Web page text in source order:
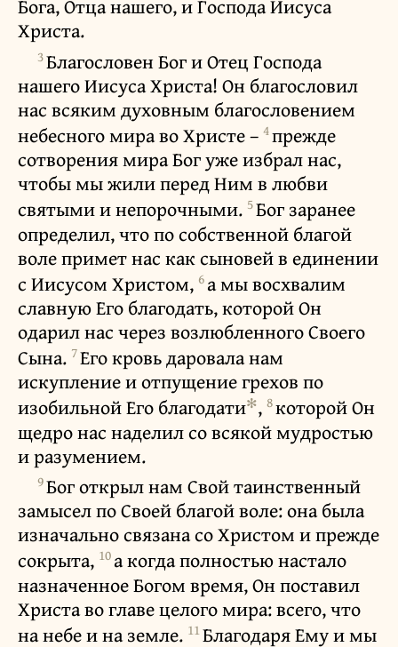
Бога, Отца нашего, и Господа Иисуса
Христа.
3Благословен Бог и Отец Господа
нашего Иисуса Христа! Он благословил
нас всяким духовным благословением
небесного мира во Христе – 4прежде
сотворения мира Бог уже избрал нас,
чтобы мы жили перед Ним в любви
святыми и непорочными. 5Бог заранее
определил, что по cобственной благой
воле примет нас как сыновей в единении
с Иисусом Христом, 6а мы восхвалим
славную Его благодать, которой Он
одарил нас через возлюбленного Своего
Сына. 7Его кровь даровала нам
искупление и отпущение грехов по
изобильной Его благодати✻, 8которой Он
щедро нас наделил со всякой мудростью
и разумением.
9Бог открыл нам Свой таинственный
замысел по Своей благой воле: она была
изначально связана со Христом и прежде
сокрыта, 10а когда полностью настало
назначенное Богом время, Он поставил
Христа во главе целого мира: всего, что
на небе и на земле. 11Благодаря Ему и мы